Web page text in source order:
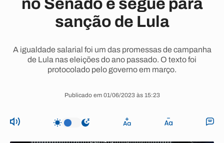
no Senado e segue para
sanção de Lula
A igualdade salarial foi um das promessas de campanha
de Lula nas eleições do ano passado. O texto foi
protocolado pelo governo em março.
Publicado em 01/06/2023 às 15:23